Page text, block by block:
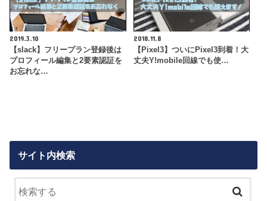
2019.3.10
【slack】フリープラン登録後は
プロフィール編集と2要素認証を
お忘れな…
2018.11.8
【Pixel3】ついにPixel3到着！大
丈夫Y!mobile回線でも使…
サイト内検索